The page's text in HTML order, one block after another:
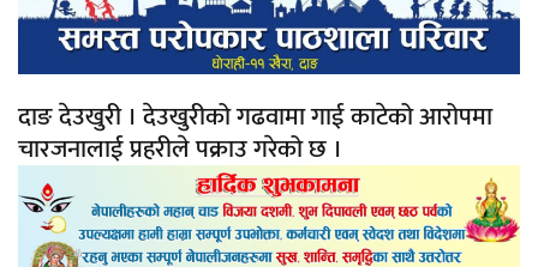
दाङ देउखुरी । देउखुरीको गढवामा गाई काटेको आरोपमा
चारजनालाई प्रहरीले पक्राउ गरेको छ ।